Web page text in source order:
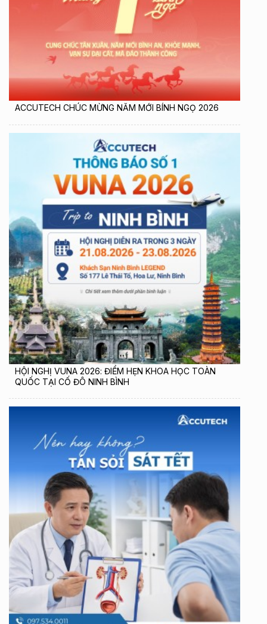
ACCUTECH CHÚC MỪNG NĂM MỚI BÍNH NGỌ 2026
HỘI NGHỊ VUNA 2026: ĐIỂM HẸN KHOA HỌC TOÀN
QUỐC TẠI CỐ ĐÔ NINH BÌNH